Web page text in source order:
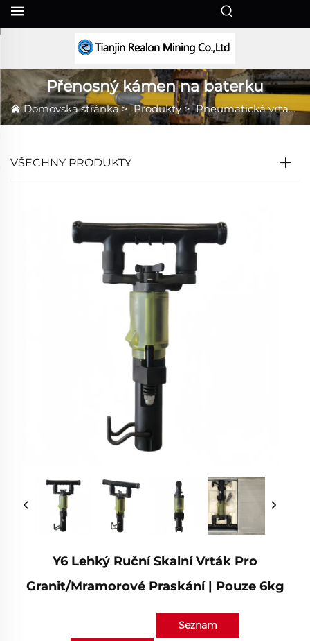
Přenosný kámen na baterku
Domovská stránka>Produkty>Pneumatická vrtačka do skal
VŠECHNY PRODUKTY
Y6 Lehký Ruční Skalní Vrták Pro
Granit/mramorové Praskání | Pouze 6kg
Seznam